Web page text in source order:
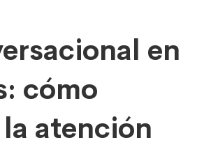
en
cómo
atención